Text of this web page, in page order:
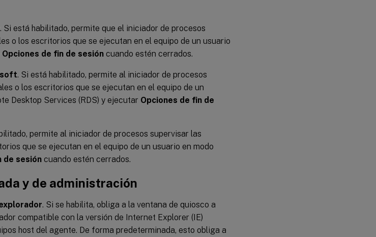
. Si está habilitado, permite que el iniciador de procesos
o los escritorios que se ejecutan en el equipo de un usuario
Opciones de fin de sesión cuando estén cerrados.
. Si está habilitado, permite al iniciador de procesos
o los escritorios que se ejecutan en el equipo de un
Desktop Services (RDS) y ejecutar Opciones de fin de
permite al iniciador de procesos supervisar las
que se ejecutan en el equipo de un usuario en modo
de sesión cuando estén cerrados.
y de administración
. Si se habilita, obliga a la ventana de quiosco a
compatible con la versión de Internet Explorer (IE)
host del agente. De forma predeterminada, esto obliga a